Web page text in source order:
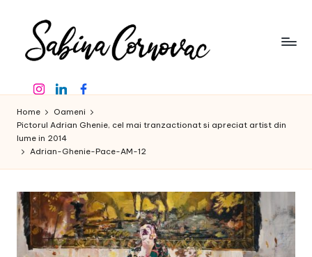
content
a
b
in
a
C
o
creator
de
conținut
de
16
ani
InstagramLinkedinFacebook
Home
Oameni
Pictorul Adrian Ghenie, cel mai tranzactionat si apreciat artist din
lume in 2014
Adrian-Ghenie-Pace-AM-12